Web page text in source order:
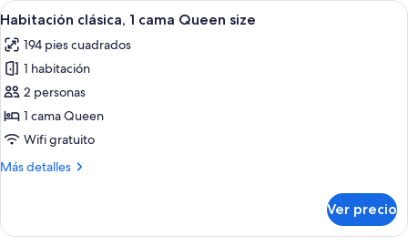
ciudad
(Le
pigeonnier)
en
habitación,
vista
la
ciudad
(Le
pigeonnier)
Abrir
todas
las
fotos
de
Habitación
clásica,
cama
Un dormitorio con una cama, una
4
Habitación clásica, 1 cama Queen size
194 pies cuadrados
1 habitación
2 personas
1 cama Queen
Wifi gratuito
Más detalles
Más
clásica,
Ver precio